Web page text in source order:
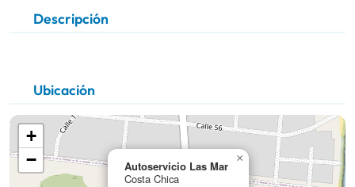
Descripción
Ubicación
Autoservicio Las Mar
Costa Chica
×
+
−